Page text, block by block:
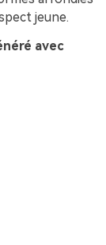
jeune.
avec